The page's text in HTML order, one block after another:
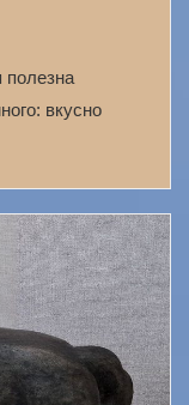
полезна
вкусно